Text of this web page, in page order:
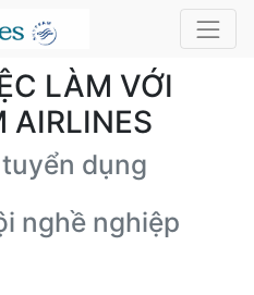
LÀM VỚI
AIRLINES
dụng
nghề nghiệp